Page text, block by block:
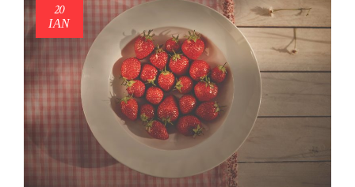
20
ΙΑΝ